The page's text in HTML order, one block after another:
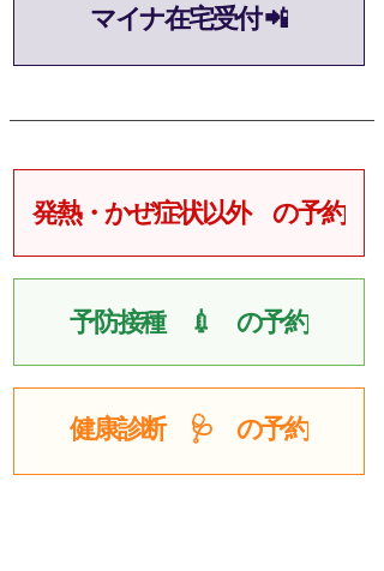
マイナ在宅受付 📲
発熱・かぜ症状以外 の予約
予防接種 💉 の予約
健康診断 🩺 の予約